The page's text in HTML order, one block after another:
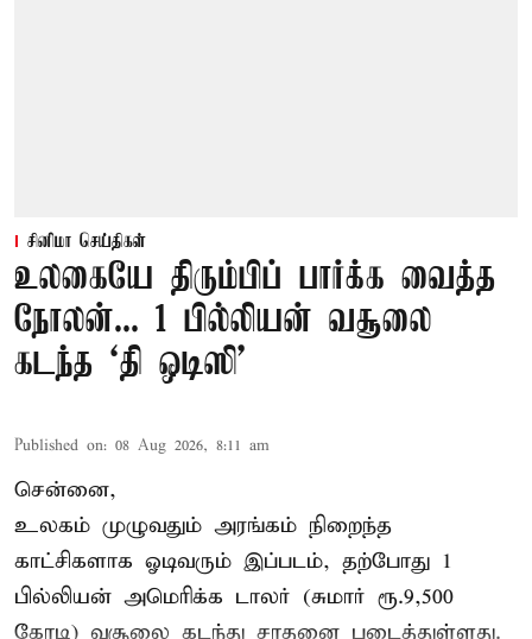
சினிமா செய்திகள்
உலகையே திரும்பிப் பார்க்க வைத்த
நோலன்... 1 பில்லியன் வசூலை
கடந்த ‘தி ஒடிஸி’
Published on: 08 Aug 2026, 8:11 am
சென்னை,
உலகம் முழுவதும் அரங்கம் நிறைந்த
காட்சிகளாக ஓடிவரும் இப்படம், தற்போது 1
பில்லியன் அமெரிக்க டாலர் (சுமார் ரூ.9,500
கோடி) வசூலை கடந்து சாதனை படைத்துள்ளது.